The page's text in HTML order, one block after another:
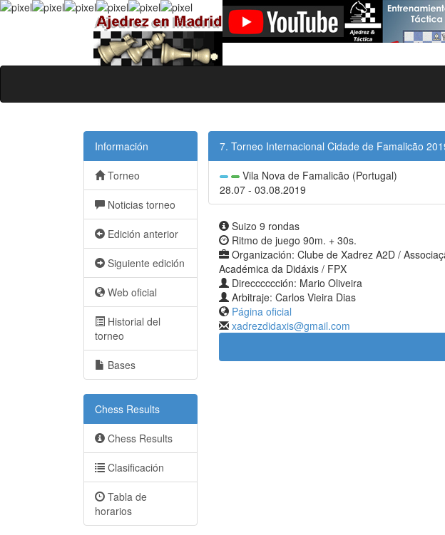
Información
Torneo
Noticias torneo
Edición anterior
Siguiente edición
Web oficial
Historial del
torneo
Bases
Chess Results
Chess Results
Clasificación
Tabla de
horarios
7. Torneo Internacional Cidade de Famalicão
Vila Nova de Famalicão (Portugal)
28.07 - 03.08.2019
Suizo 9 rondas
Ritmo de juego 90m. + 30s.
Organización: Clube de Xadrez A2D /
Académica da Didáxis / FPX
Direcccccción: Mario Oliveira
Arbitraje: Carlos Vieira Dias
Página oficial
xadrezdidaxis@gmail.com